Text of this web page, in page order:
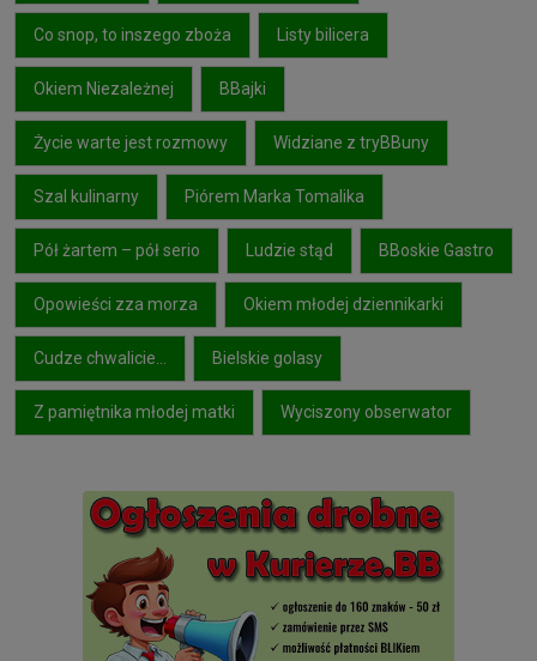
Co snop, to inszego zboża Listy bilicera
Okiem Niezależnej BBajki
Życie warte jest rozmowy Widziane z tryBBuny
Szal kulinarny Piórem Marka Tomalika
Pół żartem – pół serio Ludzie stąd BBoskie Gastro
Opowieści zza morza Okiem młodej dziennikarki
Cudze chwalicie… Bielskie golasy
Z pamiętnika młodej matki Wyciszony obserwator